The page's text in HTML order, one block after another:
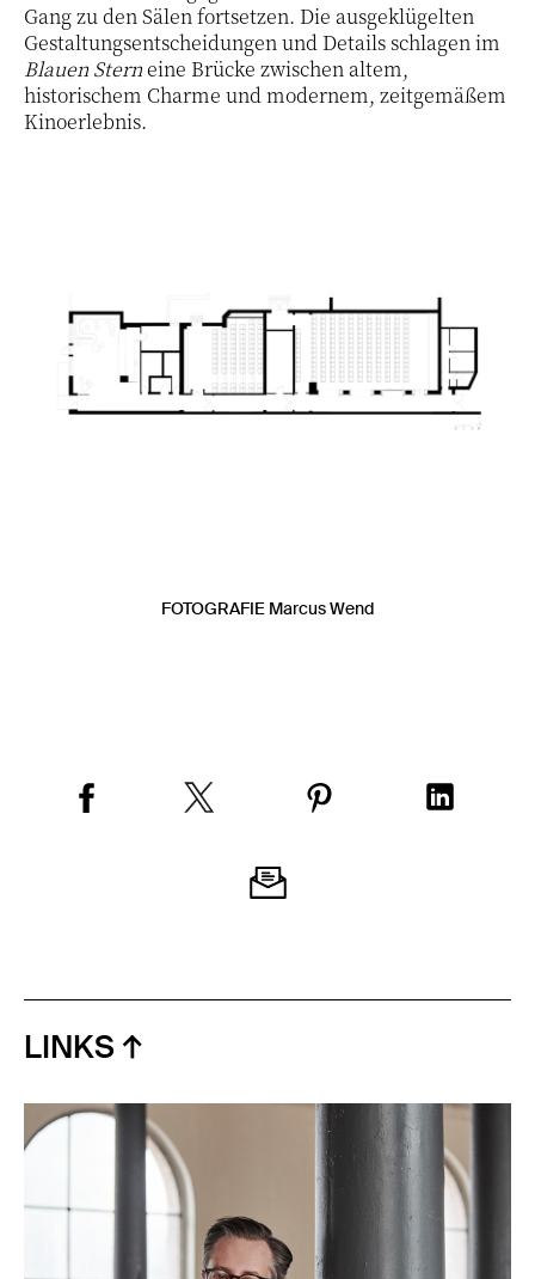
Gang zu den Sälen fortsetzen. Die ausgeklügelten
Gestaltungsentscheidungen und Details schlagen im
Blauen Sterneine Brücke zwischen altem,
historischem Charme und modernem, zeitgemäßem
Kinoerlebnis.
FOTOGRAFIE Marcus Wend
LINKS